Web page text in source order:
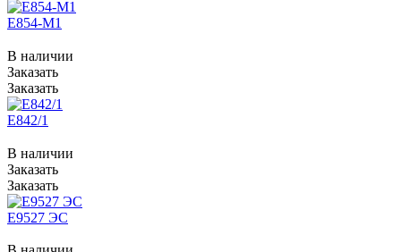
Е854-М1
В наличии
Заказать
Заказать
Е842/1
В наличии
Заказать
Заказать
Е9527 ЭС